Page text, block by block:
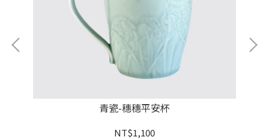
青瓷-穗穗平安杯
NT$1,100